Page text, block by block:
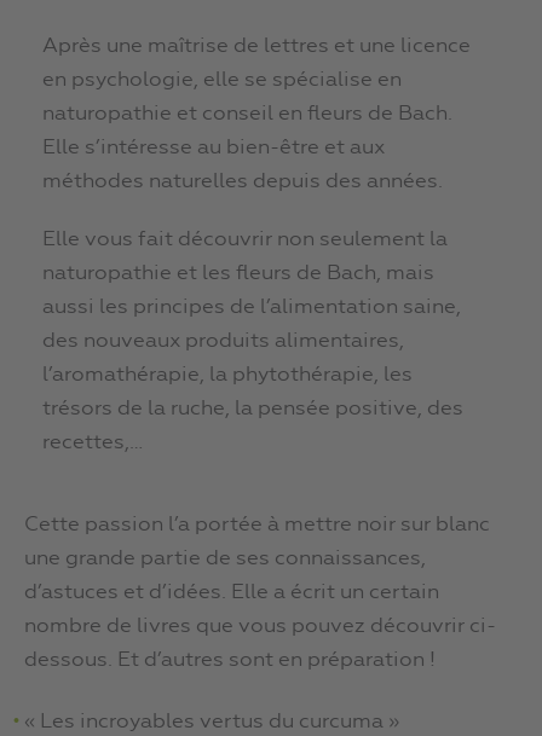
Après une maîtrise de lettres et une licence
en psychologie, elle se spécialise en
naturopathie et conseil en fleurs de Bach.
Elle s’intéresse au bien-être et aux
méthodes naturelles depuis des années.
Elle vous fait découvrir non seulement la
naturopathie et les fleurs de Bach, mais
aussi les principes de l’alimentation saine,
des nouveaux produits alimentaires,
l’aromathérapie, la phytothérapie, les
trésors de la ruche, la pensée positive, des
recettes,…
Cette passion l’a portée à mettre noir sur blanc
une grande partie de ses connaissances,
d’astuces et d’idées. Elle a écrit un certain
nombre de livres que vous pouvez découvrir ci-
dessous. Et d’autres sont en préparation !
« Les incroyables vertus du curcuma »